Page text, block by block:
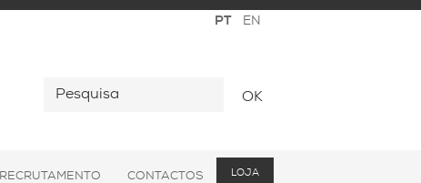
OK
RECRUTAMENTO CONTACTOS LOJA